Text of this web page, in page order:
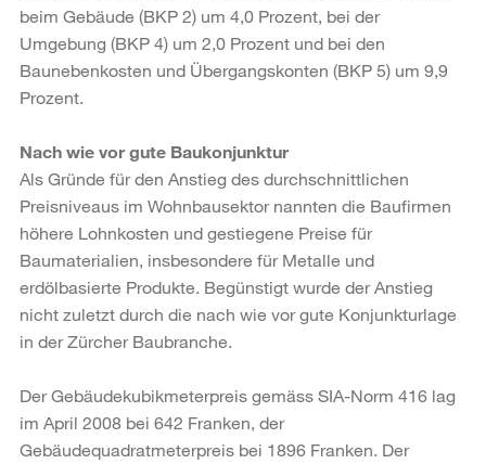
beim Gebäude (BKP 2) um 4,0 Prozent, bei der
Umgebung (BKP 4) um 2,0 Prozent und bei den
Baunebenkosten und Übergangskonten (BKP 5) um 9,9
Prozent.
Nach wie vor gute Baukonjunktur
Als Gründe für den Anstieg des durchschnittlichen
Preisniveaus im Wohnbausektor nannten die Baufirmen
höhere Lohnkosten und gestiegene Preise für
Baumaterialien, insbesondere für Metalle und
erdölbasierte Produkte. Begünstigt wurde der Anstieg
nicht zuletzt durch die nach wie vor gute Konjunkturlage
in der Zürcher Baubranche.
Der Gebäudekubikmeterpreis gemäss SIA-Norm 416 lag
im April 2008 bei 642 Franken, der
Gebäudequadratmeterpreis bei 1896 Franken. Der